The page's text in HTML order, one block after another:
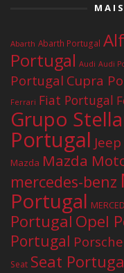
Abarth Abarth Portugal
Portugal Audi Audi
Portugal Cupra
Ferrari Fiat Portugal
Grupo
Portugal
Mazda Mazda
mercedes-benz
Portugal
Portugal Opel
Portugal Porsche
Seat Seat